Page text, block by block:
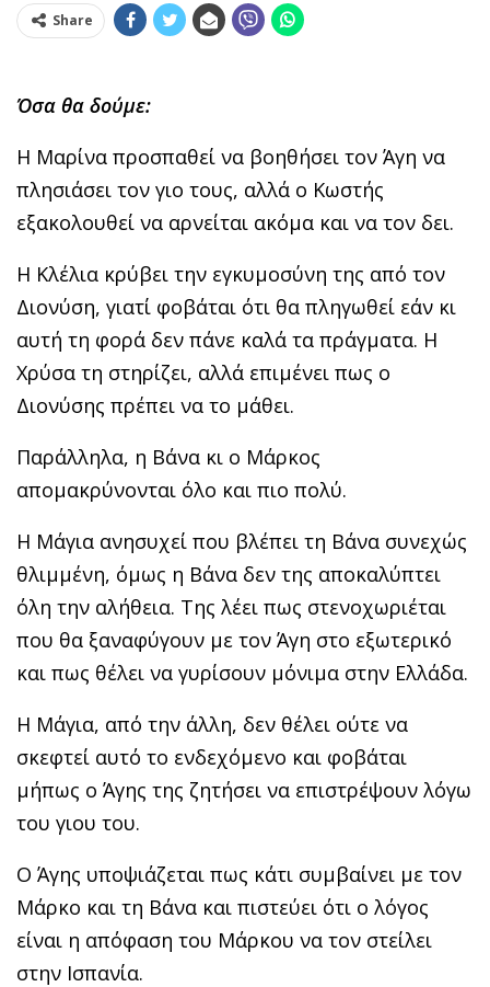
Share
Όσα θα δούμε:
Η Μαρίνα προσπαθεί να βοηθήσει τον Άγη να
πλησιάσει τον γιο τους, αλλά ο Κωστής
εξακολουθεί να αρνείται ακόμα και να τον δει.
Η Κλέλια κρύβει την εγκυμοσύνη της από τον
Διονύση, γιατί φοβάται ότι θα πληγωθεί εάν κι
αυτή τη φορά δεν πάνε καλά τα πράγματα. Η
Χρύσα τη στηρίζει, αλλά επιμένει πως ο
Διονύσης πρέπει να το μάθει.
Παράλληλα, η Βάνα κι ο Μάρκος
απομακρύνονται όλο και πιο πολύ.
Η Μάγια ανησυχεί που βλέπει τη Βάνα συνεχώς
θλιμμένη, όμως η Βάνα δεν της αποκαλύπτει
όλη την αλήθεια. Της λέει πως στενοχωριέται
που θα ξαναφύγουν με τον Άγη στο εξωτερικό
και πως θέλει να γυρίσουν μόνιμα στην Ελλάδα.
Η Μάγια, από την άλλη, δεν θέλει ούτε να
σκεφτεί αυτό το ενδεχόμενο και φοβάται
μήπως ο Άγης της ζητήσει να επιστρέψουν λόγω
του γιου του.
Ο Άγης υποψιάζεται πως κάτι συμβαίνει με τον
Μάρκο και τη Βάνα και πιστεύει ότι ο λόγος
είναι η απόφαση του Μάρκου να τον στείλει
στην Ισπανία.